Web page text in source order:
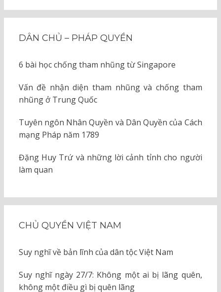
DÂN CHỦ – PHÁP QUYỀN
6 bài học chống tham nhũng từ Singapore
Vấn đề nhận diện tham nhũng và chống tham
nhũng ở Trung Quốc
Tuyên ngôn Nhân Quyền và Dân Quyền của Cách
mạng Pháp năm 1789
Đặng Huy Trứ và những lời cảnh tỉnh cho người
làm quan
CHỦ QUYỀN VIỆT NAM
Suy nghĩ về bản lĩnh của dân tộc Việt Nam
Suy nghĩ ngày 27/7: Không một ai bị lãng quên,
không một điều gì bị quên lãng